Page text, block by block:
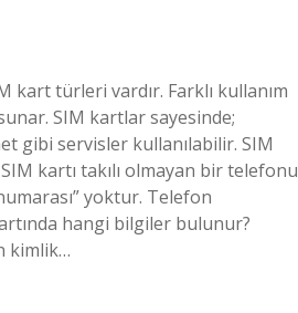
kart türleri vardır. Farklı kullanım
SIM kartlar sayesinde;
gibi servisler kullanılabilir. SIM
kartı takılı olmayan bir telefonu
yoktur. Telefon
hangi bilgiler bulunur?
kimlik…